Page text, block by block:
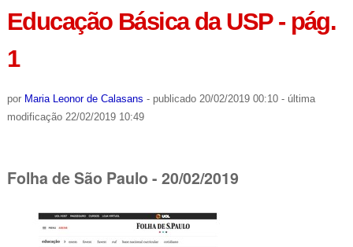
Educação Básica da USP - pág.
1
por Maria Leonor de Calasans - publicado20/02/2019 00:10 - última
modificação22/02/2019 10:49
Folha de São Paulo - 20/02/2019